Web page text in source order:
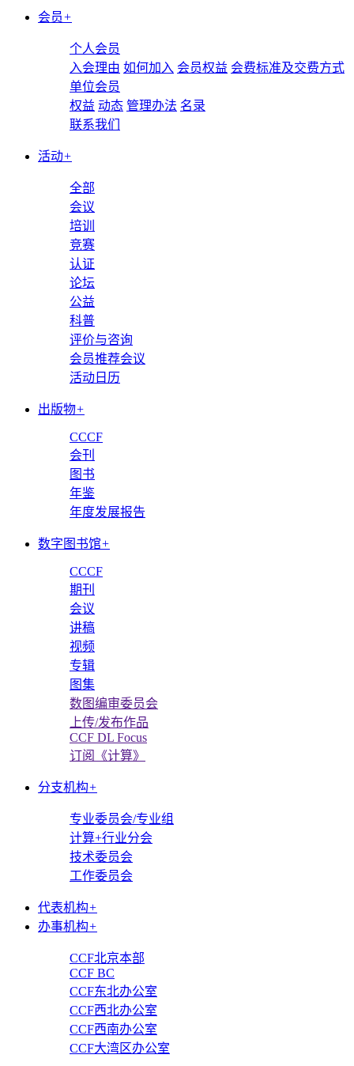
会员+
个人会员
入会理由 如何加入 会员权益 会费标准及交费方式
单位会员
权益 动态 管理办法 名录
联系我们
活动+
全部
会议
培训
竞赛
认证
论坛
公益
科普
评价与咨询
会员推荐会议
活动日历
出版物+
CCCF
会刊
图书
年鉴
年度发展报告
数字图书馆+
CCCF
期刊
会议
讲稿
视频
专辑
图集
数图编审委员会
上传/发布作品
CCF DL Focus
订阅《计算》
分支机构+
专业委员会/专业组
计算+行业分会
技术委员会
工作委员会
代表机构+
办事机构+
CCF北京本部
CCF BC
CCF东北办公室
CCF西北办公室
CCF西南办公室
CCF大湾区办公室